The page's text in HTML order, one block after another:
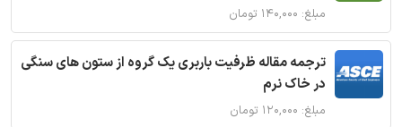
مبلغ: ۱۴۰,۰۰۰ تومان
ترجمه مقاله ظرفیت باربری یک گروه از ستون های سنگی
در خاک نرم
مبلغ: ۱۲۰,۰۰۰ تومان